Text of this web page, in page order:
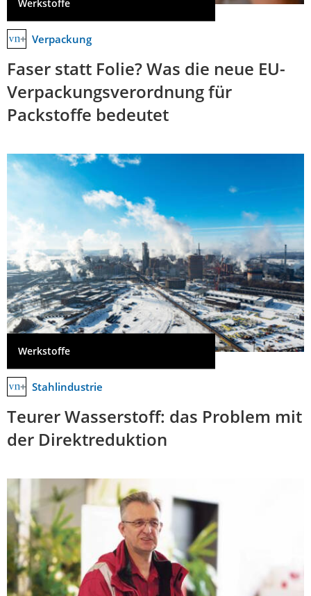
Werkstoffe
Verpackung
Faser statt Folie? Was die neue EU-
Verpackungsverordnung für
Packstoffe bedeutet
Werkstoffe
Stahlindustrie
Teurer Wasserstoff: das Problem mit
der Direktreduktion